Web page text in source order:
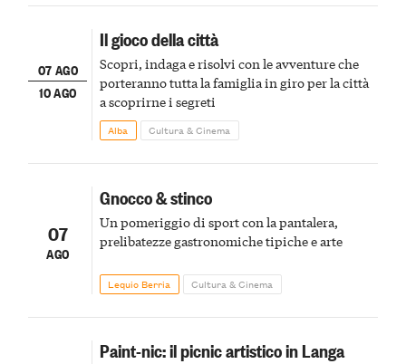
07 AGO
10 AGO
Il gioco della città
Scopri, indaga e risolvi con le avventure che
porteranno tutta la famiglia in giro per la città
a scoprirne i segreti
Alba Cultura & Cinema
07
AGO
Gnocco & stinco
Un pomeriggio di sport con la pantalera,
prelibatezze gastronomiche tipiche e arte
Lequio Berria Cultura & Cinema
Paint-nic: il picnic artistico in Langa